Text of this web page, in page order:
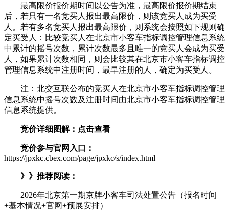
最高限价报价期时间以公告为准，最高限价报价期结束
后，若只有一名竞买人报出最高限价，则该竞买人成为买受
人。若有多名竞买人报出最高限价，则系统会按照如下规则确
定买受人：比较竞买人在北京市小客车指标调控管理信息系统
中累计的摇号次数，累计次数最多且唯一的竞买人会成为买受
人，如果累计次数相同，则会比较其在北京市小客车指标调控
管理信息系统中注册时间，最早注册的人，确定为买受人。
注：北交互联公布的竞买人在北京市小客车指标调控管理
信息系统中摇号次数及注册时间由北京市小客车指标调控管理
信息系统提供。
竞价详细图解：点击查看
竞价参与官网入口：
https://jpxkc.cbex.com/page/jpxkc/s/index.html
》》推荐阅读：
2026年北京第一期京牌小客车司法处置公告（报名时间
+基本情况+官网+预展安排）